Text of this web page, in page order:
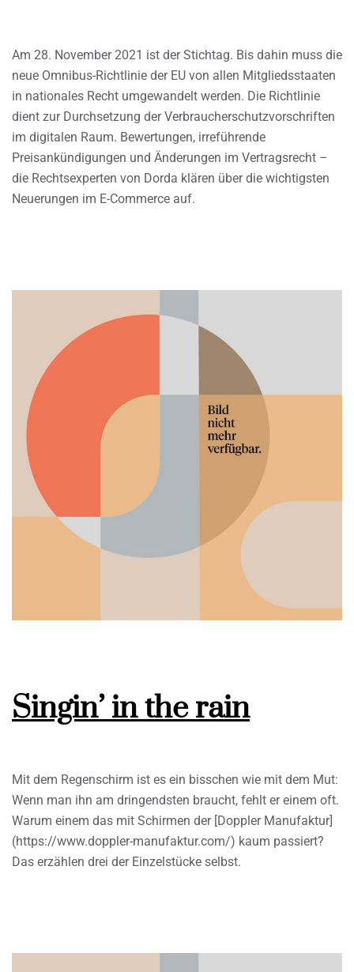
Am 28. November 2021 ist der Stichtag. Bis dahin muss die
neue Omnibus-Richtlinie der EU von allen Mitgliedsstaaten
in nationales Recht umgewandelt werden. Die Richtlinie
dient zur Durchsetzung der Verbraucherschutzvorschriften
im digitalen Raum. Bewertungen, irreführende
Preisankündigungen und Änderungen im Vertragsrecht –
die Rechtsexperten von Dorda klären über die wichtigsten
Neuerungen im E-Commerce auf.
Singin’ in the rain
Mit dem Regenschirm ist es ein bisschen wie mit dem Mut:
Wenn man ihn am dringendsten braucht, fehlt er einem oft.
Warum einem das mit Schirmen der [Doppler Manufaktur]
(https://www.doppler-manufaktur.com/) kaum passiert?
Das erzählen drei der Einzelstücke selbst.